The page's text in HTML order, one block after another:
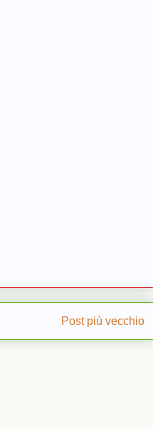
Post più vecchio